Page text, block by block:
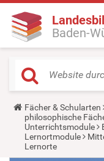
Baden-
Y
o
u
a
r
e
Fächer & Schularten
philosophische
Unterrichtsmodule
Lernortmodule
Lernorte